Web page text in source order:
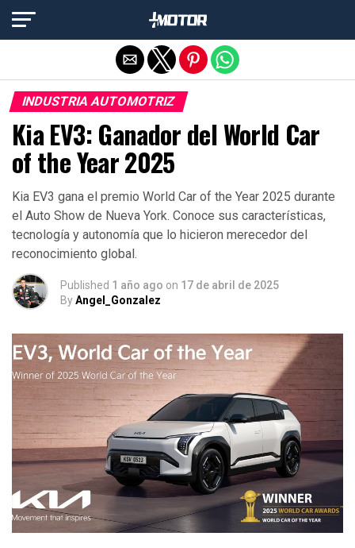
INDUSTRIA AUTOMOTRIZ
Kia EV3: Ganador del World Car
of the Year 2025
Kia EV3 gana el premio World Car of the Year 2025 durante
el Auto Show de Nueva York. Conoce sus características,
tecnología y autonomía que lo hicieron merecedor del
reconocimiento global.
Published 1 año ago on 17 de abril de 2025
ByAngel_Gonzalez
Salir de la versión móvil